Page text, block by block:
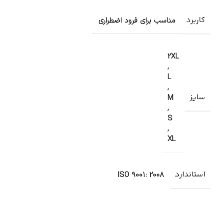
کاربرد مناسب برای فرود اضطراری
سایز
2XL
,
L
,
M
,
S
,
XL
استاندارد ISO 9001: 2008